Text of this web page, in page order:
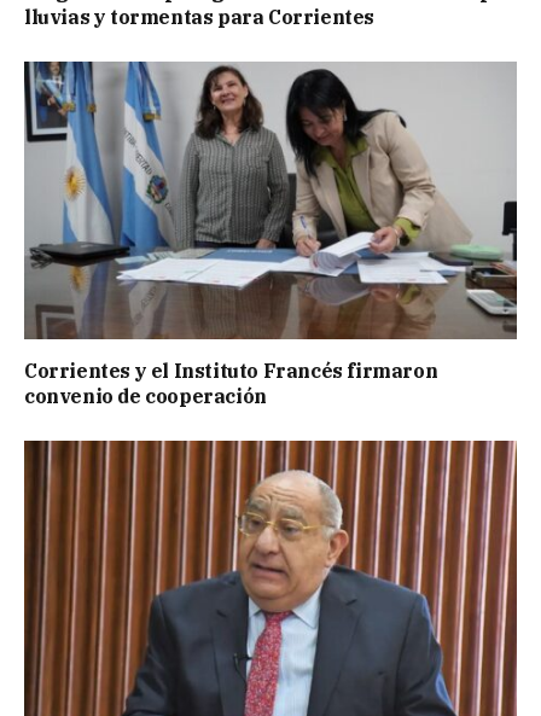
lluvias y tormentas para Corrientes
Corrientes y el Instituto Francés firmaron
convenio de cooperación